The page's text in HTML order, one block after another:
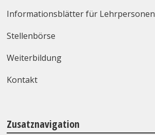
Informationsblätter für Lehrpersonen
Stellenbörse
Weiterbildung
Kontakt
Zusatznavigation